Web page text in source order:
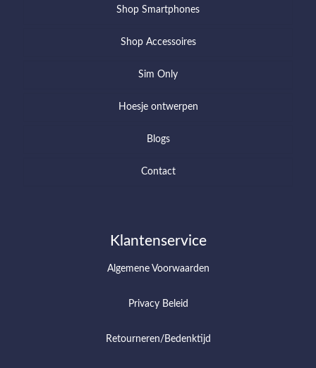
Shop Smartphones
Shop Accessoires
Sim Only
Hoesje ontwerpen
Blogs
Contact
Klantenservice
Algemene Voorwaarden
Privacy Beleid
Retourneren/Bedenktijd